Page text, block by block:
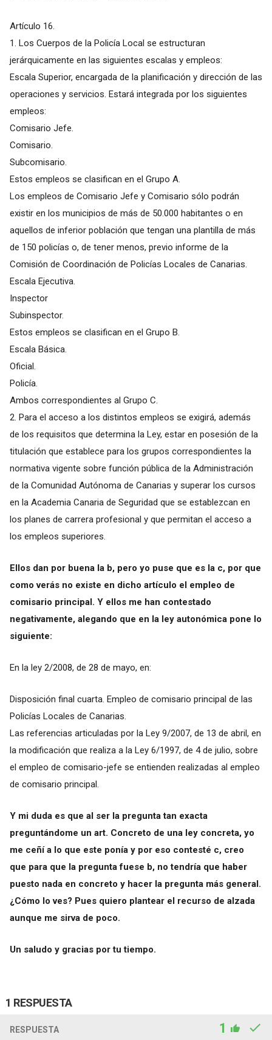
Artículo 16.
1. Los Cuerpos de la Policía Local se estructuran
jerárquicamente en las siguientes escalas y empleos:
Escala Superior, encargada de la planificación y dirección de las
operaciones y servicios. Estará integrada por los siguientes
empleos:
Comisario Jefe.
Comisario.
Subcomisario.
Estos empleos se clasifican en el Grupo A.
Los empleos de Comisario Jefe y Comisario sólo podrán
existir en los municipios de más de 50.000 habitantes o en
aquellos de inferior población que tengan una plantilla de más
de 150 policías o, de tener menos, previo informe de la
Comisión de Coordinación de Policías Locales de Canarias.
Escala Ejecutiva.
Inspector
Subinspector.
Estos empleos se clasifican en el Grupo B.
Escala Básica.
Oficial.
Policía.
Ambos correspondientes al Grupo C.
2. Para el acceso a los distintos empleos se exigirá, además
de los requisitos que determina la Ley, estar en posesión de la
titulación que establece para los grupos correspondientes la
normativa vigente sobre función pública de la Administración
de la Comunidad Autónoma de Canarias y superar los cursos
en la Academia Canaria de Seguridad que se establezcan en
los planes de carrera profesional y que permitan el acceso a
los empleos superiores.
Ellos dan por buena la b, pero yo puse que es la c, por que
como verás no existe en dicho artículo el empleo de
comisario principal. Y ellos me han contestado
negativamente, alegando que en la ley autonómica pone lo
siguiente:
En la ley 2/2008, de 28 de mayo, en:
Disposición final cuarta. Empleo de comisario principal de las
Policías Locales de Canarias.
Las referencias articuladas por la Ley 9/2007, de 13 de abril, en
la modificación que realiza a la Ley 6/1997, de 4 de julio, sobre
el empleo de comisario-jefe se entienden realizadas al empleo
de comisario principal.
Y mi duda es que al ser la pregunta tan exacta
preguntándome un art. Concreto de una ley concreta, yo
me ceñí a lo que este ponía y por eso contesté c, creo
que para que la pregunta fuese b, no tendría que haber
puesto nada en concreto y hacer la pregunta más general.
¿Cómo lo ves? Pues quiero plantear el recurso de alzada
aunque me sirva de poco.
Un saludo y gracias por tu tiempo.
1 RESPUESTA
RESPUESTA 1